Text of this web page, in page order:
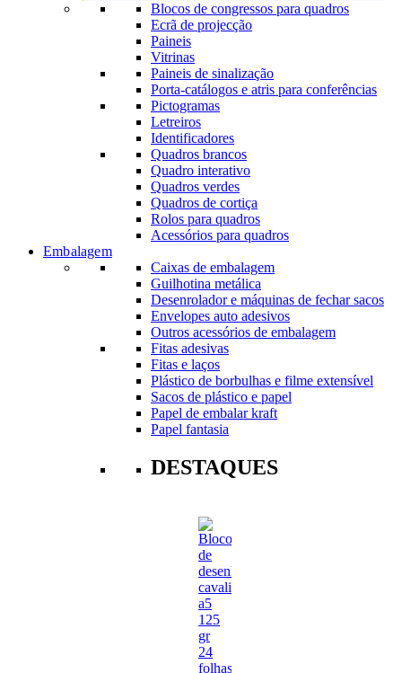
Blocos de congressos para quadros
Ecrã de projecção
Paineis
Vitrinas
Paineis de sinalização
Porta-catálogos e atris para conferências
Pictogramas
Letreiros
Identificadores
Quadros brancos
Quadro interativo
Quadros verdes
Quadros de cortiça
Rolos para quadros
Acessórios para quadros
Embalagem
Caixas de embalagem
Guilhotina metálica
Desenrolador e máquinas de fechar sacos
Envelopes auto adesivos
Outros acessórios de embalagem
Fitas adesivas
Fitas e laços
Plástico de borbulhas e filme extensível
Sacos de plástico e papel
Papel de embalar kraft
Papel fantasia
DESTAQUES